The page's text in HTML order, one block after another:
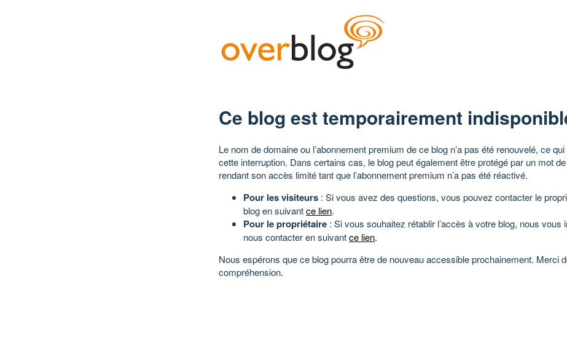
Ce blog est temporairement
Le nom de domaine ou l’abonnement premium de ce blog n’a pas été renouvelé, ce
cette interruption. Dans certains cas, le blog peut également être protégé par un mot
rendant son accès limité tant que l’abonnement premium n’a pas été réactivé.
Pour les visiteurs : Si vous avez des questions, vous pouvez contacter le
blog en suivantce lien.
Pour le propriétaire : Si vous souhaitez rétablir l’accès à votre blog, nous vous
nous contacter en suivantce lien.
Nous espérons que ce blog pourra être de nouveau accessible prochainement. Merci
compréhension.